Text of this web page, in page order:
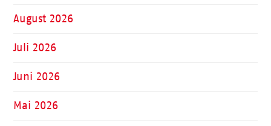
August 2026
Juli 2026
Juni 2026
Mai 2026